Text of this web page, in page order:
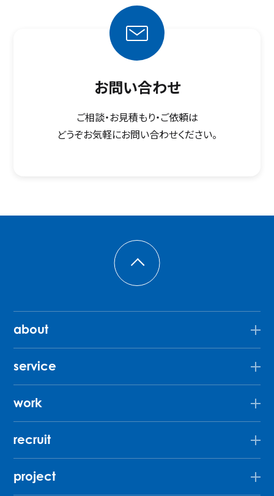
お問い合わせ
ご相談・お見積もり・ご依頼は
どうぞお気軽にお問い合わせください。
about
service
work
recruit
project